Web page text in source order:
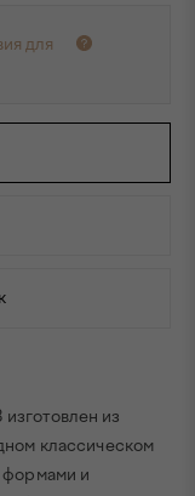
для
из
классическом
формами и